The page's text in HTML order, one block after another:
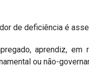
de deficiência é
aprendiz,
ou não-